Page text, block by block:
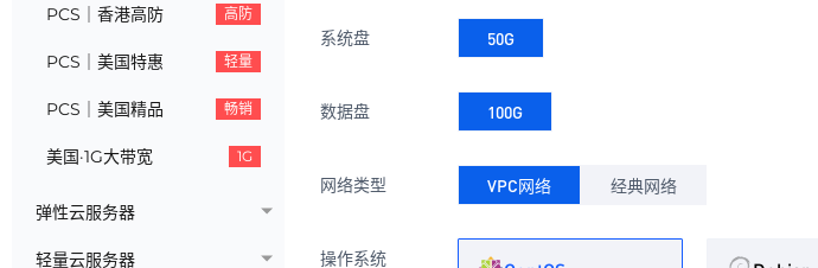
PCS｜香港高防 高防
PCS｜美国特惠 轻量
PCS｜美国精品 畅销
美国·1G大带宽 1G
弹性云服务器
轻量云服务器
系统盘 50G
数据盘 100G
网络类型 VPC网络 经典网络
操作系统